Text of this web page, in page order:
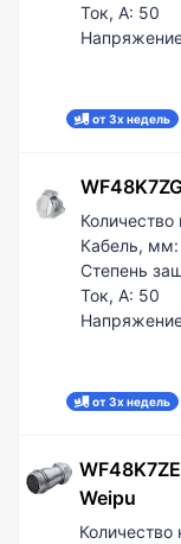
Ток, А: 50
от 3х недель
Количество
Кабель, мм:
Степень
Ток, А: 50
от 3х недель
Weipu
Количество